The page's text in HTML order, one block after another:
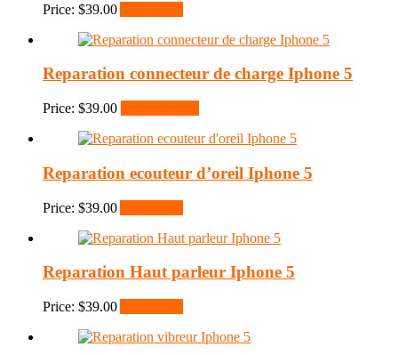
Price: $39.00
Reparation connecteur de charge Iphone 5
Price: $39.00
Reparation ecouteur d’oreil Iphone 5
Price: $39.00
Reparation Haut parleur Iphone 5
Price: $39.00